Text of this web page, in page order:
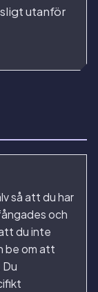
utanför
så att du har
och
du inte
be om att